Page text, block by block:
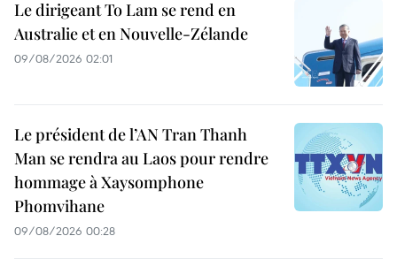
Le dirigeant To Lam se rend en
Australie et en Nouvelle-Zélande
09/08/2026 02:01
Le président de l’AN Tran Thanh
Man se rendra au Laos pour rendre
hommage à Xaysomphone
Phomvihane
09/08/2026 00:28